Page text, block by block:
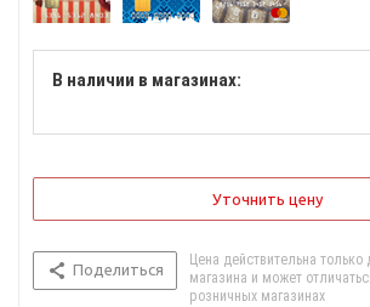
В наличии в магазинах:
Уточнить цену
Поделиться
Цена действительна только
магазина и может
розничных магазинах